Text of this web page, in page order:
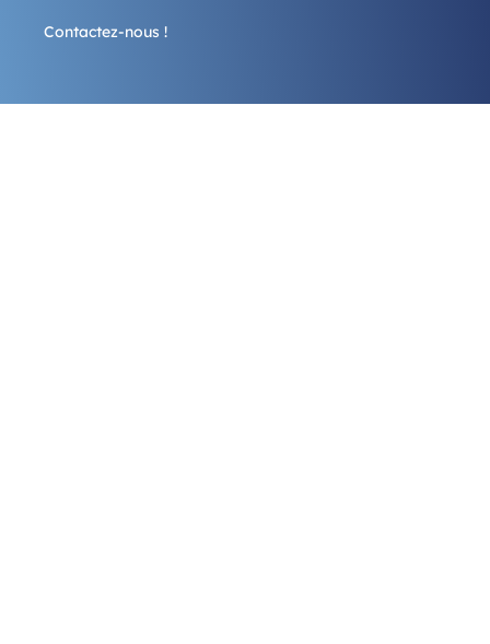
Contactez-nous !